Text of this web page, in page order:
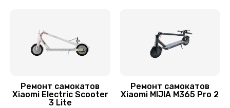
Ремонт самокатов
Xiaomi Electric Scooter
3 Lite
Ремонт самокатов
Xiaomi MIJIA M365 Pro 2